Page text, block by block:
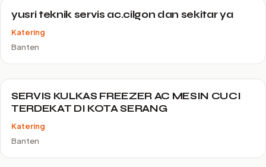
yusri teknik servis ac.cilgon dan sekitar ya
Katering
Banten
SERVIS KULKAS FREEZER AC MESIN CUCI
TERDEKAT DI KOTA SERANG
Katering
Banten